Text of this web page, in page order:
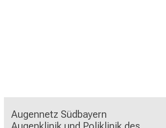
Augennetz Südbayern